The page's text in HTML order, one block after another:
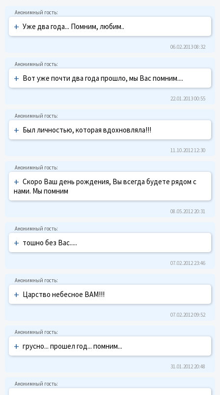
+ Уже два года... Помним, любим..
06.02.2013 08:32
+ Вот уже почти два года прошло, мы Вас помним....
22.01.2013 00:55
+ Был личностью, которая вдохновляла!!!
11.10.2012 12:30
+ Скоро Ваш день рождения, Вы всегда будете рядом с
нами. Мы помним
08.05.2012 20:31
+ тошно без Вас.....
07.02.2012 23:46
+ Царство небесное ВАМ!!!
07.02.2012 09:52
+ грусно... прошел год... помним...
31.01.2012 20:48